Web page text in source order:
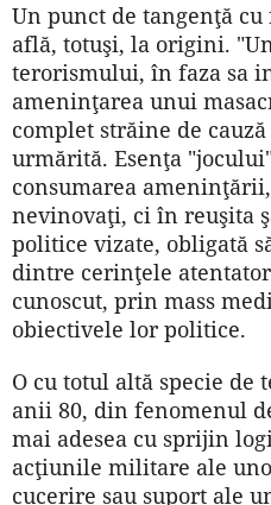
Un punct de tangenţă
află, totuşi, la origini.
terorismului, în faza sa
ameninţarea unui
complet străine de
urmărită. Esenţa
consumarea
nevinovaţi, ci în reuşita
politice vizate, obligată
dintre cerinţele
cunoscut, prin mass
obiectivele lor politice.
O cu totul altă specie de
anii 80, din fenomenul
mai adesea cu sprijin
acţiunile militare ale
cucerire sau suport ale